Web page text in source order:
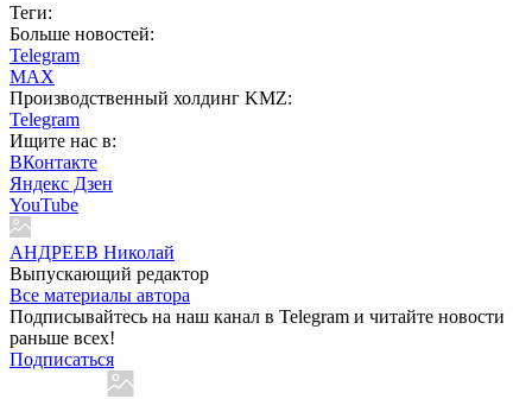
Теги:
Больше новостей:
Telegram
MAX
Производственный холдинг KMZ:
Telegram
Ищите нас в:
ВКонтакте
Яндекс Дзен
YouTube
АНДРЕЕВ Николай
Выпускающий редактор
Все материалы автора
Подписывайтесь на наш канал в Telegram и читайте новости
раньше всех!
Подписаться